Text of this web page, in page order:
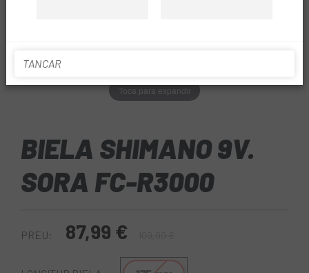
Toca para expandir
BIELA SHIMANO 9V.
SORA FC-R3000
PREU: 87,99 €
TANCAR